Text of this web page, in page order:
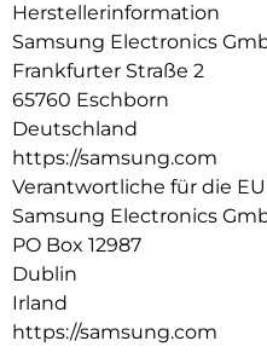
Herstellerinformation
Samsung Electronics
Frankfurter Straße 2
65760 Eschborn
Deutschland
https://samsung.com
Verantwortliche für die EU
Samsung Electronics
PO Box 12987
Dublin
Irland
https://samsung.com